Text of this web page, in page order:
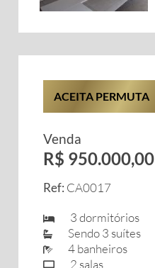
ACEITA PERMUTA
Venda
R$ 950.000,00
Ref: CA0017
3 dormitórios
Sendo 3 suítes
4 banheiros
2 salas